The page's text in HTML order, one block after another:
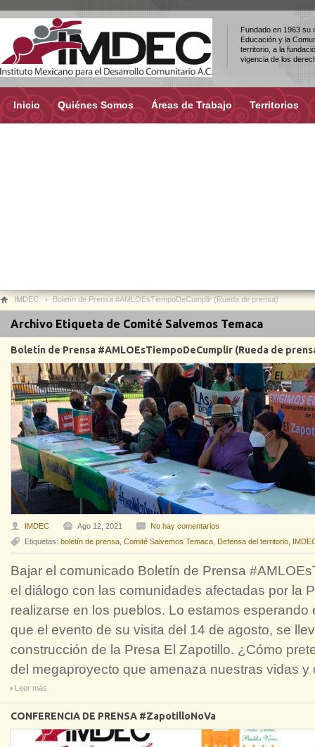
Fundado en 1963 su
Educación y la
territorio, a la
vigencia de los
Inicio Quiénes Somos Áreas de Trabajo Territorios
IMDEC Boletín de Prensa #AMLOEsTiempoDeCumplir (Rueda de prensa)
Archivo Etiqueta de Comité Salvemos Temaca
Boletín de Prensa #AMLOEsTiempoDeCumplir (Rueda de
IMDEC Ago 12, 2021
No hay comentarios
Etiquetas: boletín de prensa Comité Salvemos Temaca Defensa del territorio
Bajar el comunicado Boletín de Prensa
el diálogo con las comunidades afectadas por la
realizarse en los pueblos. Lo estamos esperando
que el evento de su visita del 14 de agosto, se
construcción de la Presa El Zapotillo. ¿Cómo
del megaproyecto que amenaza nuestras vidas
Leer más
CONFERENCIA DE PRENSA #ZapotilloNoVa